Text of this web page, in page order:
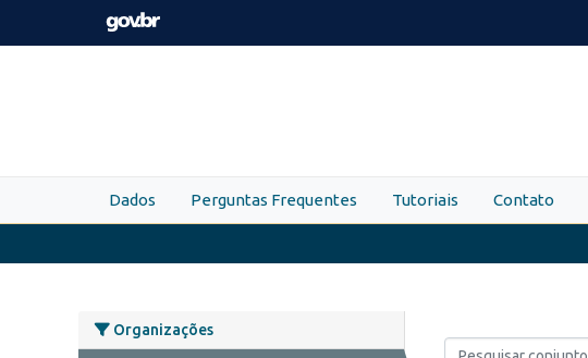
Skip to main content
Dados Perguntas Frequentes Tutoriais Contato
Organizações